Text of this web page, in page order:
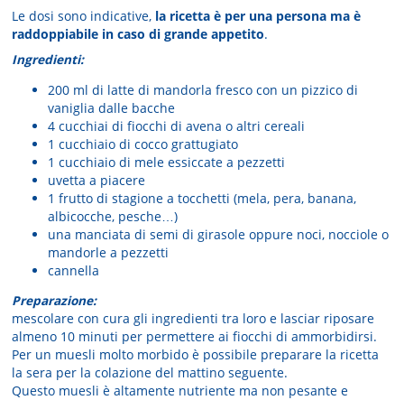
Le dosi sono indicative, la ricetta è per una persona ma è
raddoppiabile in caso di grande appetito.
Ingredienti:
200 ml di latte di mandorla fresco con un pizzico di
vaniglia dalle bacche
4 cucchiai di fiocchi di avena o altri cereali
1 cucchiaio di cocco grattugiato
1 cucchiaio di mele essiccate a pezzetti
uvetta a piacere
1 frutto di stagione a tocchetti (mela, pera, banana,
albicocche, pesche…)
una manciata di semi di girasole oppure noci, nocciole o
mandorle a pezzetti
cannella
Preparazione:
mescolare con cura gli ingredienti tra loro e lasciar riposare
almeno 10 minuti per permettere ai fiocchi di ammorbidirsi.
Per un muesli molto morbido è possibile preparare la ricetta
la sera per la colazione del mattino seguente.
Questo muesli è altamente nutriente ma non pesante e